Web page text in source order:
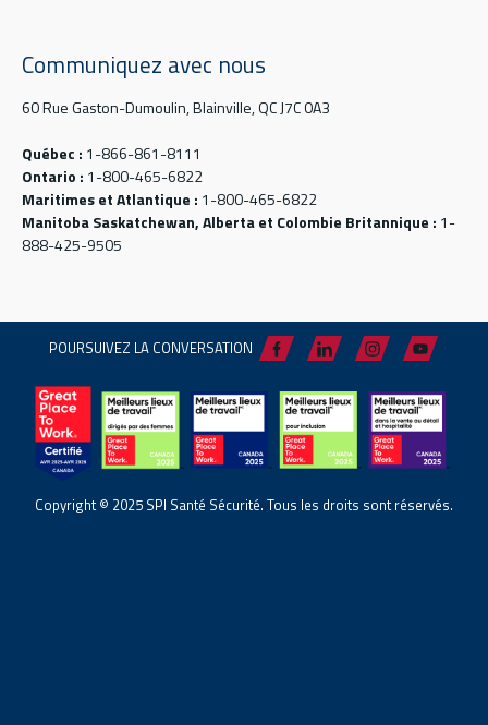
Communiquez avec nous
60 Rue Gaston-Dumoulin, Blainville, QC J7C 0A3
Québec : 1-866-861-8111
Ontario : 1-800-465-6822
Maritimes et Atlantique : 1-800-465-6822
Manitoba Saskatchewan, Alberta et Colombie Britannique : 1-
888-425-9505
POURSUIVEZ LA CONVERSATION
Copyright © 2025 SPI Santé Sécurité. Tous les droits sont réservés.